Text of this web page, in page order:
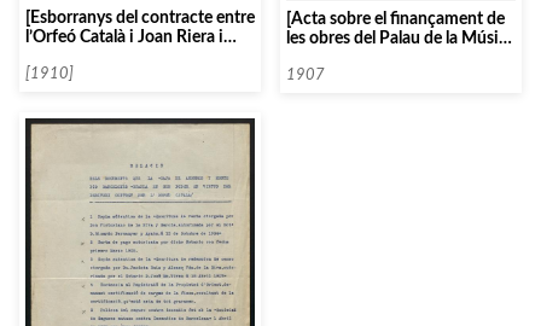
[Esborranys del contracte entre
l’Orfeó Català i Joan Riera i
[1910]
[Acta sobre el finançament de
les obres del Palau de la Música
1907